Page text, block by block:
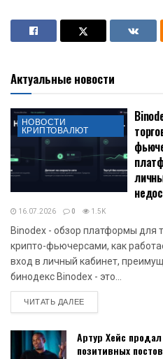
Актуальные новости
НОВОСТИ
КРИПТОВАЛЮТ
16.07.2026 0 1.5K
Binodex - обзор платформы для
крипто-фьючерсами, как
вход в личный кабинет,
бинодекс Binodex - это...
ЧИТАТЬ ДАЛЕЕDETAILS
Артур Хейс
позитивных постов